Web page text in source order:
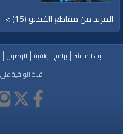
المزيد من مقاطع الفيديو (15) >
البث المباشر برامج الواقية الوصول
قناة الواقية